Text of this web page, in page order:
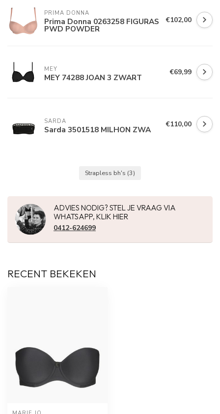
PRIMA DONNA
Prima Donna 0263258 FIGURAS
PWD POWDER
€102,00
MEY
MEY 74288 JOAN 3 ZWART €69,99
SARDA
Sarda 3501518 MILHON ZWA €110,00
Strapless bh's (3)
ADVIES NODIG? STEL JE VRAAG VIA
WHATSAPP, KLIK HIER
0412-624699
RECENT BEKEKEN